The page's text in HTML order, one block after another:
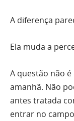
A diferença
Ela muda a
A questão não
amanhã. Não
antes tratada
entrar no